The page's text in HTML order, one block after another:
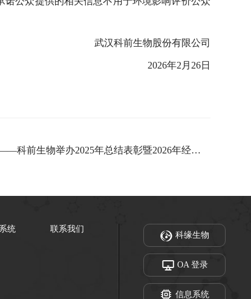
武汉科前生物股份有限公司
2026年2月26日
下一篇：骏马疾驰启新程——科前生物举办2025年总结表彰暨2026年经营发展动员大会
统 联系我们
科缘生物
OA 登录
信息系统